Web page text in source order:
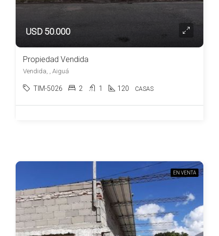
USD 50.000
Propiedad Vendida
Vendida, , Aiguá
TIM-5026 2 1 120 CASAS
EN VENTA